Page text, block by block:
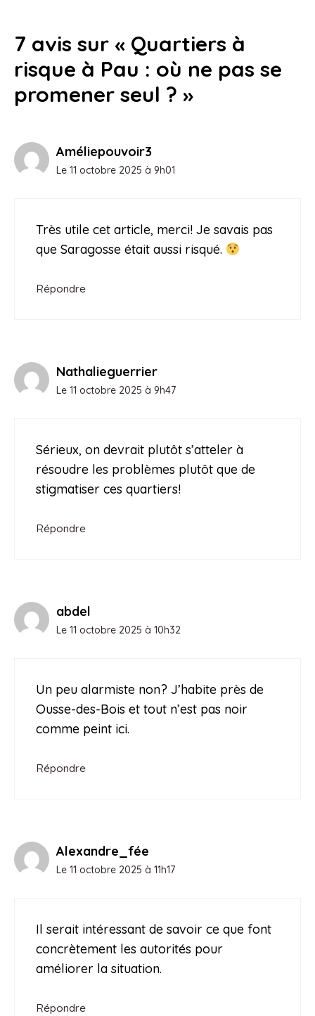
23 juillet 2026
7 avis sur « Quartiers à
risque à Pau : où ne pas se
promener seul ? »
Améliepouvoir3
Le 11 octobre 2025 à 9h01
Très utile cet article, merci! Je savais pas
que Saragosse était aussi risqué.
Répondre
Nathalieguerrier
Le 11 octobre 2025 à 9h47
Sérieux, on devrait plutôt s’atteler à
résoudre les problèmes plutôt que de
stigmatiser ces quartiers!
Répondre
abdel
Le 11 octobre 2025 à 10h32
Un peu alarmiste non? J’habite près de
Ousse-des-Bois et tout n’est pas noir
comme peint ici.
Répondre
Alexandre_fée
Le 11 octobre 2025 à 11h17
Il serait intéressant de savoir ce que font
concrètement les autorités pour
améliorer la situation.
Répondre